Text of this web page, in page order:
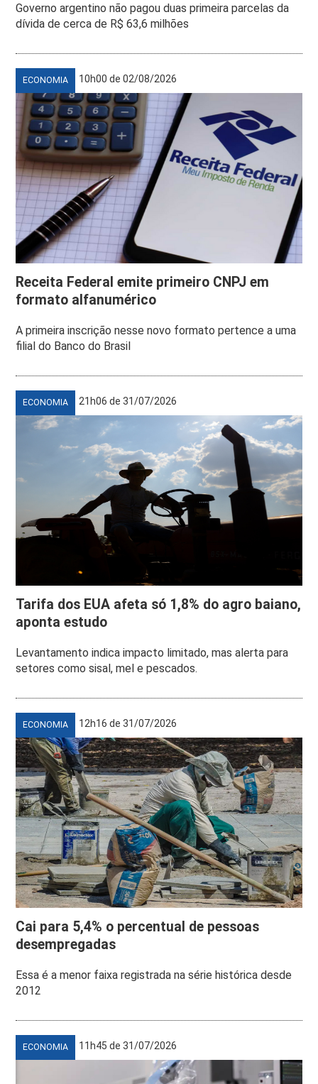
Governo argentino não pagou duas primeira parcelas da
dívida de cerca de R$ 63,6 milhões
ECONOMIA 10h00 de 02/08/2026
Receita Federal emite primeiro CNPJ em
formato alfanumérico
A primeira inscrição nesse novo formato pertence a uma
filial do Banco do Brasil
ECONOMIA 21h06 de 31/07/2026
Tarifa dos EUA afeta só 1,8% do agro baiano,
aponta estudo
Levantamento indica impacto limitado, mas alerta para
setores como sisal, mel e pescados.
ECONOMIA 12h16 de 31/07/2026
Cai para 5,4% o percentual de pessoas
desempregadas
Essa é a menor faixa registrada na série histórica desde
2012
ECONOMIA 11h45 de 31/07/2026